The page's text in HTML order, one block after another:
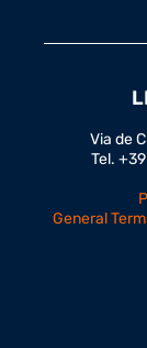
Via de
Tel.
General